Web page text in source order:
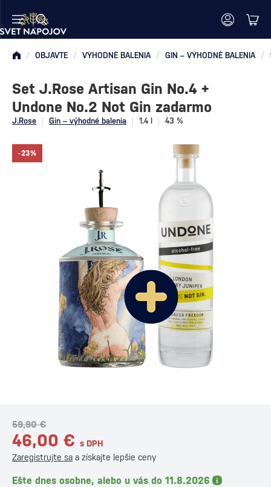
/ OBJAVTE / VÝHODNÉ BALENIA / GIN – VÝHODNÉ BALENIA /
-23%
J.Rose Gin – výhodné balenia 1.4 l 43 %
Set J.Rose Artisan Gin No.4 +
Undone No.2 Not Gin zadarmo
59,90 €
46,00 € s DPH
Zaregistrujte sa a získajte lepšie ceny
Ešte dnes osobne, alebo u vás do 11.8.2026